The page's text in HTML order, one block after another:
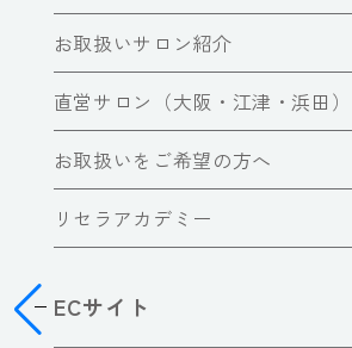
お取扱いサロン紹介
直営サロン（大阪・江津・浜田）
お取扱いをご希望の方へ
リセラアカデミー
ECサイト